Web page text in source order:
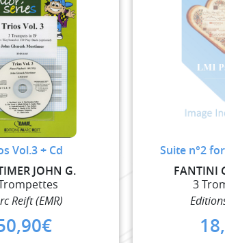
Vol.3 + Cd
JOHN G.
Reift (EMR)
€
Suite n°2
FANTINI
3